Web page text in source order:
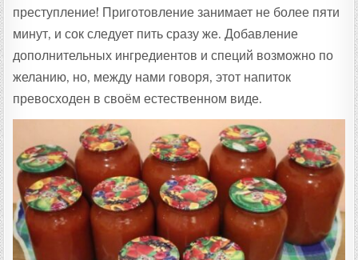
преступление! Приготовление занимает не более пяти
минут, и сок следует пить сразу же. Добавление
дополнительных ингредиентов и специй возможно по
желанию, но, между нами говоря, этот напиток
превосходен в своём естественном виде.